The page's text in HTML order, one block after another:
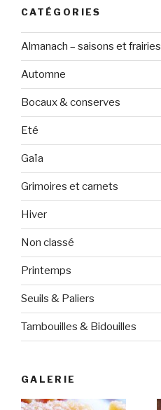
CATÉGORIES
Almanach – saisons et frairies
Automne
Bocaux & conserves
Eté
Gaïa
Grimoires et carnets
Hiver
Non classé
Printemps
Seuils & Paliers
Tambouilles & Bidouilles
GALERIE